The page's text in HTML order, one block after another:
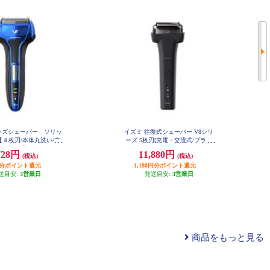
ズシェーバー ソリッ
４枚刃/本体丸洗い/充
A
円
(税込)
ポイント還元
目安: 3営業日
イズミ 往復式シェーバー V8シリ
ーズ 5枚刃[充電・交流式/ブラッ
11,880円
(税込)
1,188円分ポイント還元
発送目安: 3営業日
商品をもっと見る